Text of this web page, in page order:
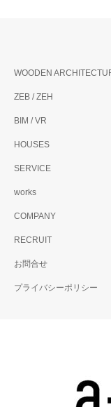
WOODEN
ZEB / ZEH
BIM / VR
HOUSES
SERVICE
works
COMPANY
RECRUIT
お問合せ
プライバシーポリシー